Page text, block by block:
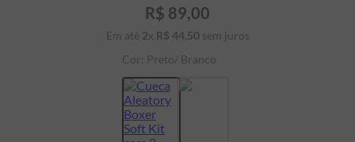
R$ 89,00
Em até 2x R$ 44,50 sem juros
Cor: Preto/ Branco
4
camiseta
5º
pima
6º
jaqueta
7º